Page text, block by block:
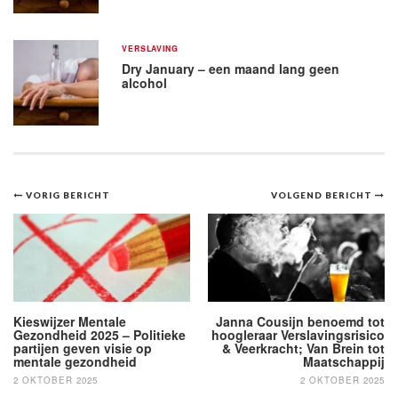
VERSLAVING
Dry January – een maand lang geen
alcohol
Bericht
navigatie
VOLGEND BERICHT
Janna Cousijn benoemd tot
hoogleraar Verslavingsrisico
& Veerkracht; Van Brein tot
Maatschappij
2 OKTOBER 2025
VORIG BERICHT
Kieswijzer Mentale
Gezondheid 2025 – Politieke
partijen geven visie op
mentale gezondheid
2 OKTOBER 2025